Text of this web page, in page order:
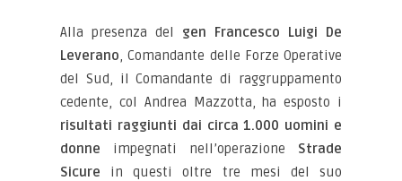
Alla presenza del gen Francesco Luigi De
Leverano, Comandante delle Forze Operative
del Sud, il Comandante di raggruppamento
cedente, col Andrea Mazzotta, ha esposto i
risultati raggiunti dai circa 1.000 uomini e
donne impegnati nell’operazione Strade
Sicure in questi oltre tre mesi del suo